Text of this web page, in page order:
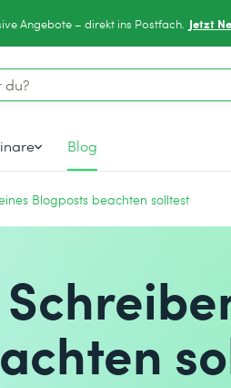
Angebote – direkt ins Postfach. Jetzt
Blog
Blogposts beachten solltest